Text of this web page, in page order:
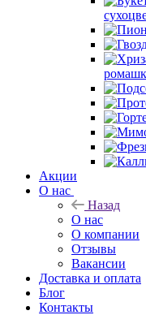
Акции
О нас
Назад
О нас
О компании
Отзывы
Вакансии
Доставка и оплата
Блог
Контакты